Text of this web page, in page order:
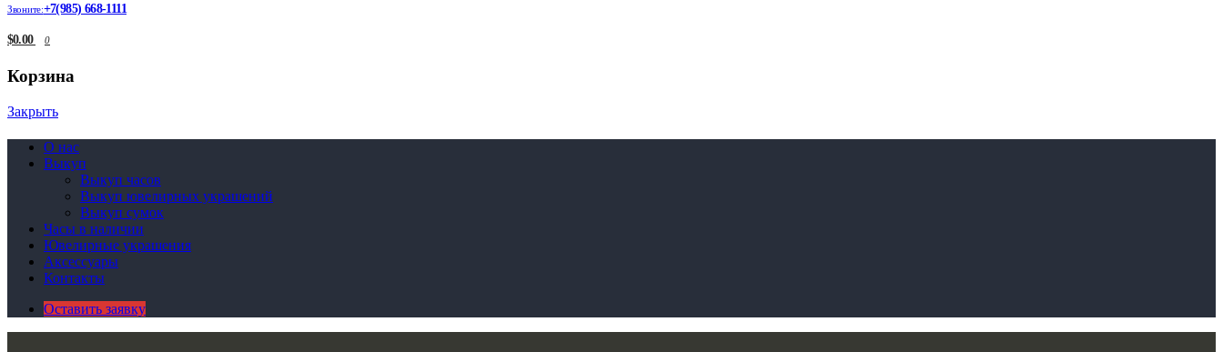
Звоните:+7(985) 668-1111
$0.00 0
Корзина
Закрыть
О нас
Выкуп
Выкуп часов
Выкуп ювелирных украшений
Выкуп сумок
Часы в наличии
Ювелирные украшения
Аксессуары
Контакты
Оставить заявку